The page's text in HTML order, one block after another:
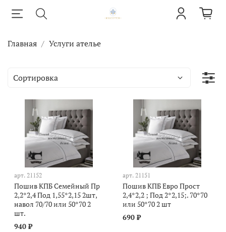
Главная Услуги ателье
арт. 21152
Пошив КПБ Семейный Пр
2,2*2,4 Под 1,55*2,15 2шт,
навол 70/70 или 50*70 2
шт.
940 ₽
арт. 21151
Пошив КПБ Евро Прост
2,4*2,2 ; Под 2*2,15;. 70*70
или 50*70 2 шт
690 ₽